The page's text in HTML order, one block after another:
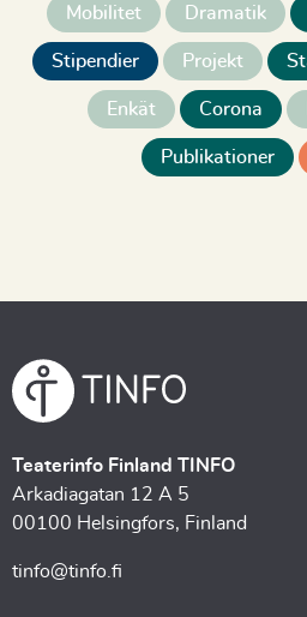
Mobilitet Dramatik
Stipendier Projekt
Enkät Corona
Publikationer
Teaterinfo Finland TINFO
Arkadiagatan 12 A 5
00100 Helsingfors, Finland
tinfo@tinfo.fi